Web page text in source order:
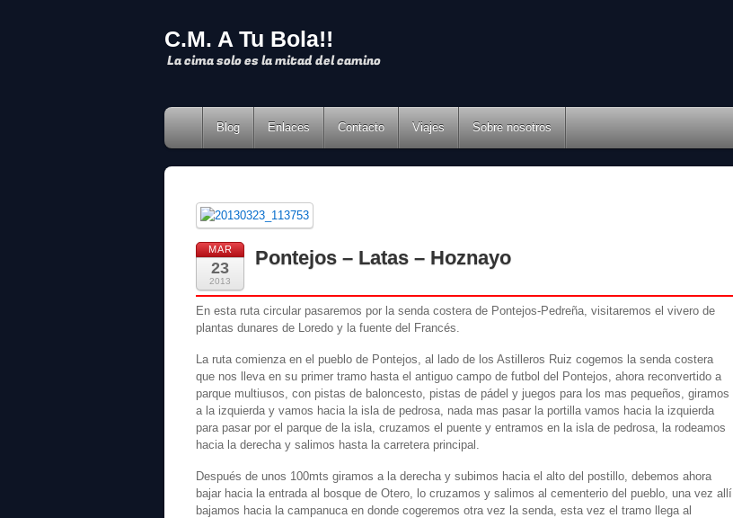
C.M. A Tu Bola!!
La cima solo es la mitad del camino
Blog Enlaces Contacto Viajes Sobre nosotros
MAR
23
2013
Pontejos – Latas – Hoznayo
En esta ruta circular pasaremos por la senda costera de Pontejos-Pedreña, visitaremos el vivero de
plantas dunares de Loredo y la fuente del Francés.
La ruta comienza en el pueblo de Pontejos, al lado de los Astilleros Ruiz cogemos la senda costera
que nos lleva en su primer tramo hasta el antiguo campo de futbol del Pontejos, ahora reconvertido a
parque multiusos, con pistas de baloncesto, pistas de pádel y juegos para los mas pequeños, giramos
a la izquierda y vamos hacia la isla de pedrosa, nada mas pasar la portilla vamos hacia la izquierda
para pasar por el parque de la isla, cruzamos el puente y entramos en la isla de pedrosa, la rodeamos
hacia la derecha y salimos hasta la carretera principal.
Después de unos 100mts giramos a la derecha y subimos hacia el alto del postillo, debemos ahora
bajar hacia la entrada al bosque de Otero, lo cruzamos y salimos al cementerio del pueblo, una vez allí
bajamos hacia la campanuca en donde cogeremos otra vez la senda, esta vez el tramo llega al